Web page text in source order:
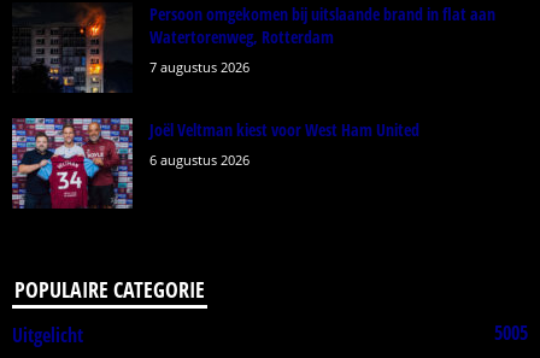
Persoon omgekomen bij uitslaande brand in flat aan
Watertorenweg, Rotterdam
7 augustus 2026
Joël Veltman kiest voor West Ham United
6 augustus 2026
POPULAIRE CATEGORIE
Uitgelicht
5005